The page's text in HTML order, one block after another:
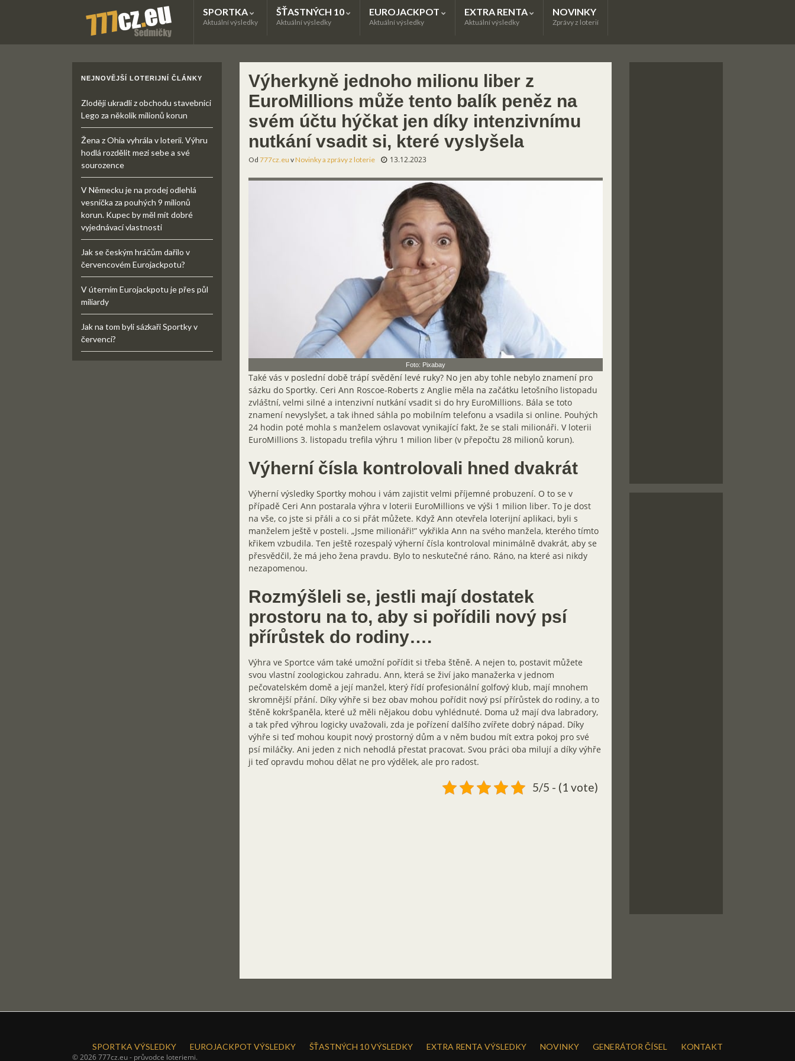
SPORTKA
Aktuální výsledky
ŠŤASTNÝCH 10
Aktuální výsledky
EUROJACKPOT
Aktuální výsledky
EXTRA RENTA
Aktuální výsledky
NOVINKY
Zprávy z loterií
Výherkyně jednoho milionu liber z
EuroMillions může tento balík peněz na
svém účtu hýčkat jen díky intenzivnímu
nutkání vsadit si, které vyslyšela
Od 777cz.eu vNovinky a zprávy z loterie 13.12.2023
Foto: Pixabay
Také vás v poslední době trápí svědění levé ruky? No jen aby tohle nebylo znamení pro
sázku do Sportky. Ceri Ann Roscoe-Roberts z Anglie měla na začátku letošního listopadu
zvláštní, velmi silné a intenzivní nutkání vsadit si do hry EuroMillions. Bála se toto
znamení nevyslyšet, a tak ihned sáhla po mobilním telefonu a vsadila si online. Pouhých
24 hodin poté mohla s manželem oslavovat vynikající fakt, že se stali milionáři. V loterii
EuroMillions 3. listopadu trefila výhru 1 milion liber (v přepočtu 28 milionů korun).
Výherní čísla kontrolovali hned dvakrát
Výherní výsledky Sportky mohou i vám zajistit velmi příjemné probuzení. O to se v
případě Ceri Ann postarala výhra v loterii EuroMillions ve výši 1 milion liber. To je dost
na vše, co jste si přáli a co si přát můžete. Když Ann otevřela loterijní aplikaci, byli s
manželem ještě v posteli. „Jsme milionáři!” vykřikla Ann na svého manžela, kterého tímto
křikem vzbudila. Ten ještě rozespalý výherní čísla kontroloval minimálně dvakrát, aby se
přesvědčil, že má jeho žena pravdu. Bylo to neskutečné ráno. Ráno, na které asi nikdy
nezapomenou.
Rozmýšleli se, jestli mají dostatek
prostoru na to, aby si pořídili nový psí
přírůstek do rodiny….
Výhra ve Sportce vám také umožní pořídit si třeba štěně. A nejen to, postavit můžete
svou vlastní zoologickou zahradu. Ann, která se živí jako manažerka v jednom
pečovatelském domě a její manžel, který řídí profesionální golfový klub, mají mnohem
skromnější přání. Díky výhře si bez obav mohou pořídit nový psí přírůstek do rodiny, a to
štěně kokršpaněla, které už měli nějakou dobu vyhlédnuté. Doma už mají dva labradory,
a tak před výhrou logicky uvažovali, zda je pořízení dalšího zvířete dobrý nápad. Díky
výhře si teď mohou koupit nový prostorný dům a v něm budou mít extra pokoj pro své
psí miláčky. Ani jeden z nich nehodlá přestat pracovat. Svou práci oba milují a díky výhře
ji teď opravdu mohou dělat ne pro výdělek, ale pro radost.
5/5 - (1 vote)
NEJNOVĚJŠÍ LOTERIJNÍ ČLÁNKY
Zloději ukradli z obchodu stavebnici
Lego za několik milionů korun
Žena z Ohia vyhrála v loterii. Výhru
hodlá rozdělit mezi sebe a své
sourozence
V Německu je na prodej odlehlá
vesnička za pouhých 9 milionů
korun. Kupec by měl mít dobré
vyjednávací vlastnosti
Jak se českým hráčům dařilo v
červencovém Eurojackpotu?
V úterním Eurojackpotu je přes půl
miliardy
Jak na tom byli sázkaři Sportky v
červenci?
SPORTKA VÝSLEDKY EUROJACKPOT VÝSLEDKY ŠŤASTNÝCH 10 VÝSLEDKY EXTRA RENTA VÝSLEDKY NOVINKY GENERÁTOR ČÍSEL
KONTAKT
© 2026 777cz.eu - průvodce loteriemi.